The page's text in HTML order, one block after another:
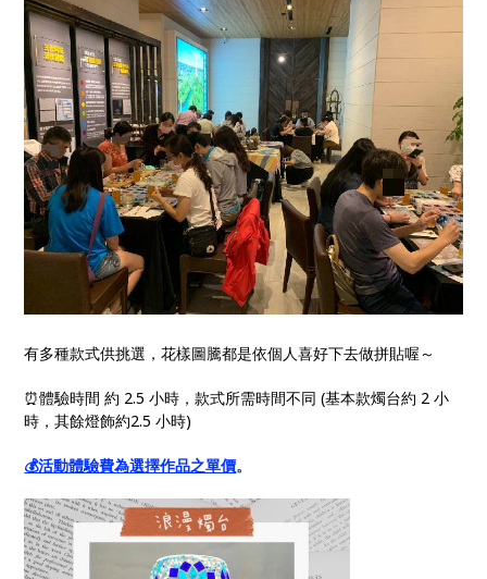
有多種款式供挑選，花樣圖騰都是依個人喜好下去做拼貼喔～
⏰體驗時間 約 2.5 小時，款式所需時間不同 (基本款燭台約 2 小
時，其餘燈飾約2.5 小時)
💰活動體驗費為選擇作品之單價。